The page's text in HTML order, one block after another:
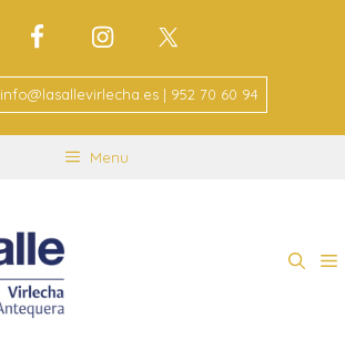
info@lasallevirlecha.es | 952 70 60 94
Menu